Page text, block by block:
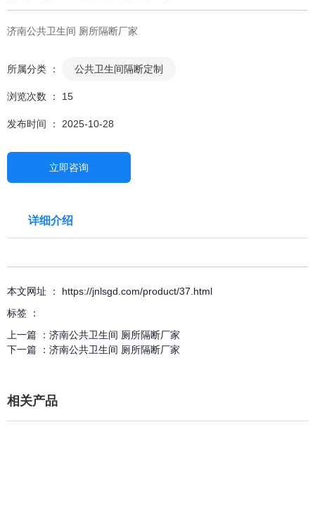
济南公共卫生间 厕所隔断厂家
所属分类 ： 公共卫生间隔断定制
浏览次数 ： 15
发布时间 ： 2025-10-28
立即咨询
详细介绍
本文网址 ： https://jnlsgd.com/product/37.html
标签 ：
上一篇 ： 济南公共卫生间 厕所隔断厂家
下一篇 ： 济南公共卫生间 厕所隔断厂家
相关产品